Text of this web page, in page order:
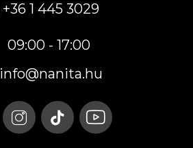
+36 1 445 3029
09:00 - 17:00
info@nanita.hu